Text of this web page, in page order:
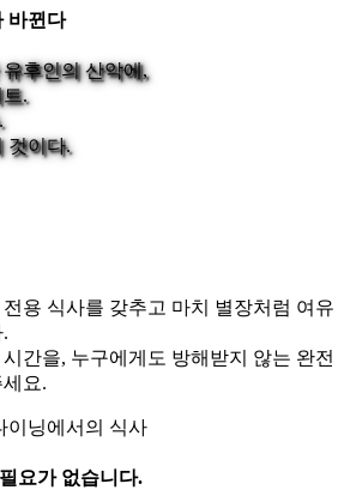
바뀐다
후인의 산악에,
.
것이다.
용 식사를 갖추고 마치 별장처럼 여유
간을, 누구에게도 방해받지 않는 완전
요.
닝에서의 식사
요가 없습니다.